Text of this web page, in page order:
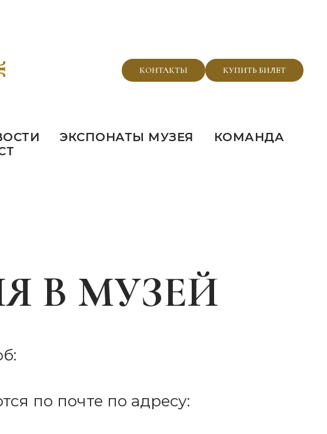
КОНТАКТЫ КУПИТЬ БИЛЕТ
ЭКСПОНАТЫ МУЗЕЯ
КОМАНДА
В МУЗЕЙ
по почте по адресу: